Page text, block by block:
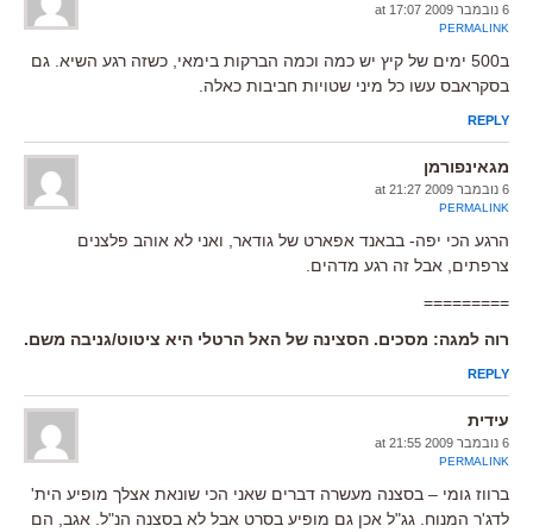
6 נובמבר 2009 at 17:07
PERMALINK
ב500 ימים של קיץ יש כמה וכמה הברקות בימאי, כשזה רגע השיא. גם
בסקראבס עשו כל מיני שטויות חביבות כאלה.
REPLY
מגאינפורמן
6 נובמבר 2009 at 21:27
PERMALINK
הרגע הכי יפה- בבאנד אפארט של גודאר, ואני לא אוהב פלצנים
צרפתים, אבל זה רגע מדהים.
=========
רוה למגה: מסכים. הסצינה של האל הרטלי היא ציטוט/גניבה משם.
REPLY
עידית
6 נובמבר 2009 at 21:55
PERMALINK
ברווז גומי – בסצנה מעשרה דברים שאני הכי שונאת אצלך מופיע הית'
לדג'ר המנוח. גג"ל אכן גם מופיע בסרט אבל לא בסצנה הנ"ל. אגב, הם